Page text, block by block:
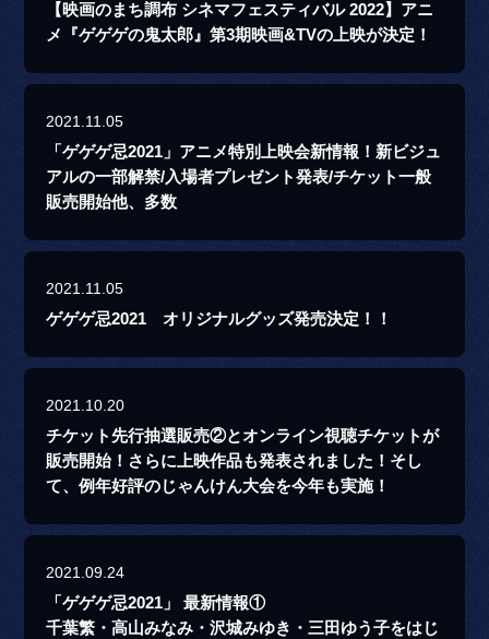
【映画のまち調布 シネマフェスティバル 2022】アニ
メ『ゲゲゲの鬼太郎』第3期映画&TVの上映が決定！
2021.11.05
「ゲゲゲ忌2021」アニメ特別上映会新情報！新ビジュ
アルの一部解禁/入場者プレゼント発表/チケット一般
販売開始他、多数
2021.11.05
ゲゲゲ忌2021 オリジナルグッズ発売決定！！
2021.10.20
チケット先行抽選販売②とオンライン視聴チケットが
販売開始！さらに上映作品も発表されました！そし
て、例年好評のじゃんけん大会を今年も実施！
2021.09.24
「ゲゲゲ忌2021」 最新情報①
千葉繁・高山みなみ・沢城みゆき・三田ゆう子をはじ